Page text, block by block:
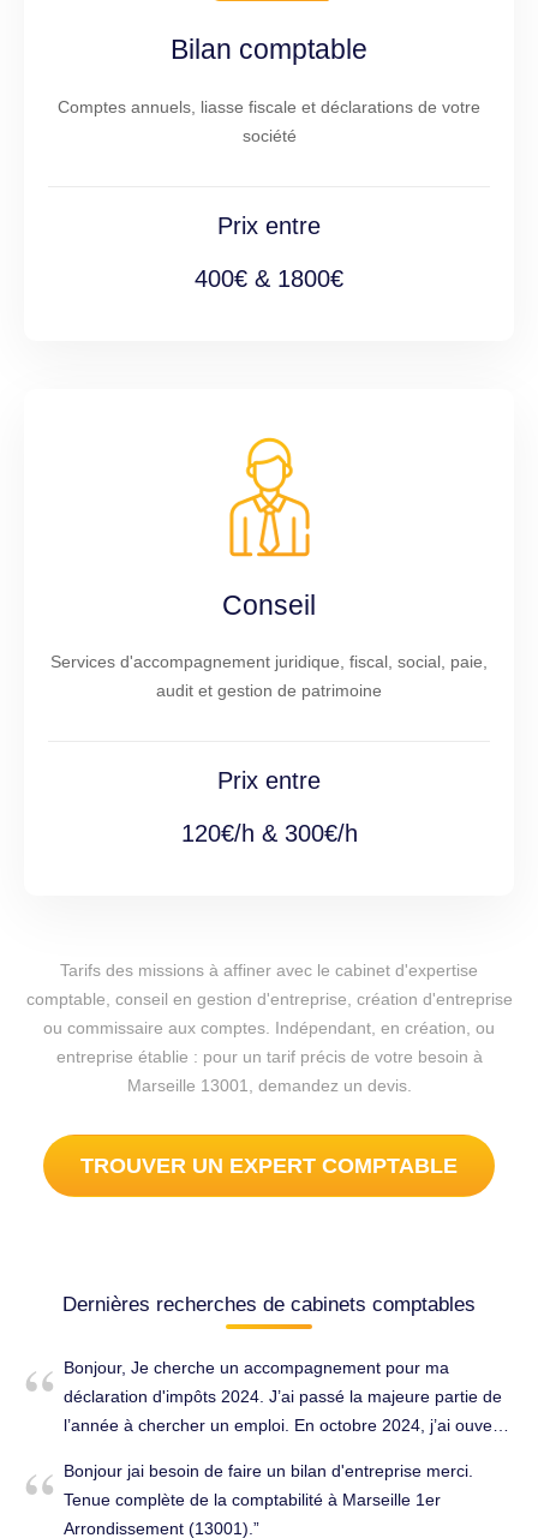
Bilan comptable
Comptes annuels, liasse fiscale et déclarations de votre
société
Prix entre
400€ & 1800€
Conseil
Services d'accompagnement juridique, fiscal, social, paie,
audit et gestion de patrimoine
Prix entre
120€/h & 300€/h
Tarifs des missions à affiner avec le cabinet d'expertise
comptable, conseil en gestion d'entreprise, création d'entreprise
ou commissaire aux comptes. Indépendant, en création, ou
entreprise établie : pour un tarif précis de votre besoin à
Marseille 13001, demandez un devis.
TROUVER UN EXPERT COMPTABLE
Dernières recherches de cabinets comptables
Bonjour, Je cherche un accompagnement pour ma
déclaration d'impôts 2024. J’ai passé la majeure partie de
l’année à chercher un emploi. En octobre 2024, j’ai ouvert
depuis cette date. Je suis marié (ma conjointe n’a pas
d’activité pour 2024) et je possède des placements au
Bonjour jai besoin de faire un bilan d'entreprise merci.
Tenue complète de la comptabilité à Marseille 1er
Arrondissement (13001).